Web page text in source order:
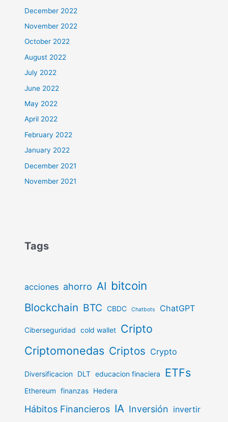
December 2022
November 2022
October 2022
August 2022
July 2022
June 2022
May 2022
April 2022
February 2022
January 2022
December 2021
November 2021
Tags
acciones ahorro AI bitcoin
Blockchain BTC CBDC Chatbots ChatGPT
Ciberseguridad cold wallet Cripto
Criptomonedas Criptos Crypto
Diversificacion DLT educacion finaciera ETFs
Ethereum finanzas Hedera
Hábitos Financieros IA Inversión invertir